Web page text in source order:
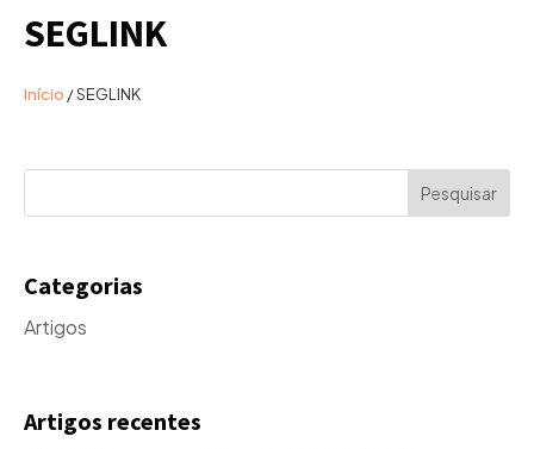
SEGLINK
Início /SEGLINK
Categorias
Artigos
Artigos recentes